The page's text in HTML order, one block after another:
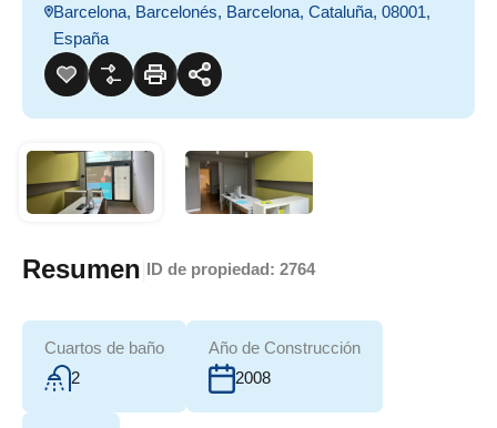
Barcelona, Barcelonés, Barcelona, Cataluña, 08001,
España
Resumen ID de propiedad: 2764
Cuartos de baño
2
Año de Construcción
2008